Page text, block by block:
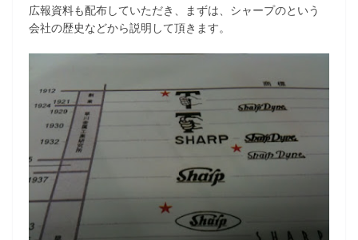
広報資料も配布していただき、まずは、シャープのという
会社の歴史などから説明して頂きます。